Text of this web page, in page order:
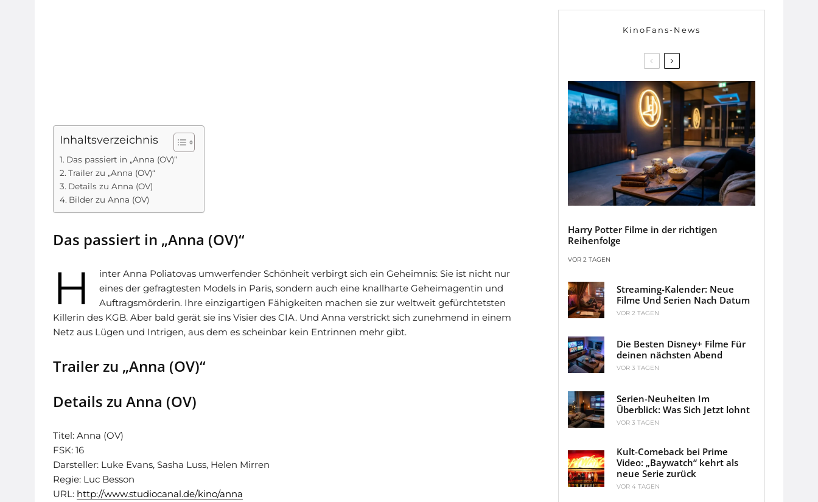
Inhaltsverzeichnis
Das passiert in „Anna (OV)“
Trailer zu „Anna (OV)“
Details zu Anna (OV)
Bilder zu Anna (OV)
Das passiert in „Anna (OV)“
H
inter Anna Poliatovas umwerfender Schönheit verbirgt sich ein Geheimnis: Sie ist nicht nur
eines der gefragtesten Models in Paris, sondern auch eine knallharte Geheimagentin und
Auftragsmörderin. Ihre einzigartigen Fähigkeiten machen sie zur weltweit gefürchtetsten
Killerin des KGB. Aber bald gerät sie ins Visier des CIA. Und Anna verstrickt sich zunehmend in einem
Netz aus Lügen und Intrigen, aus dem es scheinbar kein Entrinnen mehr gibt.
Trailer zu „Anna (OV)“
Details zu Anna (OV)
Titel: Anna (OV)
FSK: 16
Darsteller: Luke Evans, Sasha Luss, Helen Mirren
Regie: Luc Besson
URL: http://www.studiocanal.de/kino/anna
KinoFans-News
Harry Potter Filme in der richtigen
Reihenfolge
VOR 2 TAGEN
Streaming-Kalender: Neue
Filme Und Serien Nach Datum
VOR 2 TAGEN
Die Besten Disney+ Filme Für
deinen nächsten Abend
VOR 3 TAGEN
Serien-Neuheiten Im
Überblick: Was Sich Jetzt lohnt
VOR 3 TAGEN
Kult-Comeback bei Prime
Video: „Baywatch“ kehrt als
neue Serie zurück
VOR 4 TAGEN